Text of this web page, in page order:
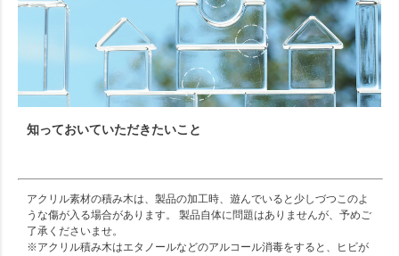
知っておいていただきたいこと
アクリル素材の積み木は、製品の加工時、遊んでいると少しづつこのよ
うな傷が入る場合があります。 製品自体に問題はありませんが、予めご
了承くださいませ。
※アクリル積み木はエタノールなどのアルコール消毒をすると、ヒビが